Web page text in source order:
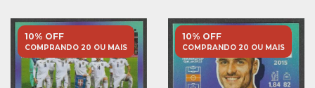
10% OFF
COMPRANDO 20 OU MAIS
10% OFF
COMPRANDO 20 OU MAIS